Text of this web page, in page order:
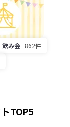
飲み会
862件
TOP5